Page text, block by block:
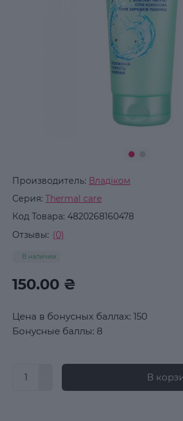
Производитель: Владіком
Серия: Thermal care
Код Товара: 4820268160478
Отзывы: (0)
В наличии
150.00 ₴
Цена в бонусных баллах: 150
Бонусные баллы: 8
В